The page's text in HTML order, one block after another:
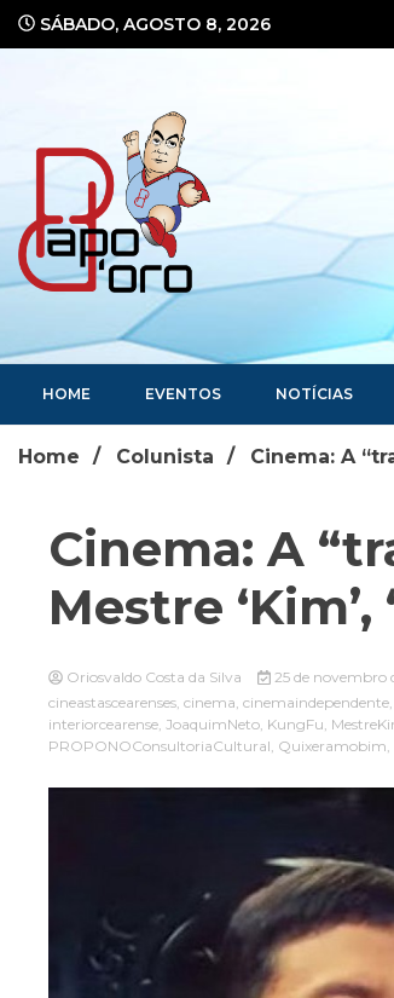
SÁBADO, AGOSTO 8, 2026
Portal de Notícias
HOME EVENTOS NOTÍCIAS
Home Colunista Cinema: A
Cinema: A
Mestre
Oriosvaldo Costa da Silva 25 de novembro
cineastascearenses, cinema, cinemaindependente,
interiorcearense, JoaquimNeto, KungFu,
PROPONOConsultoriaCultural, Quixeramobim,